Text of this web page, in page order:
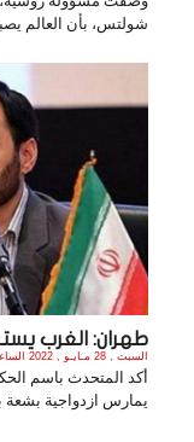
شولتس، بأن العالم
طهران: الغرب
السبت , 28 مـايـو , 2022 الساعة 6:49:34 PM
أكد المتحدث باسم
يمارس ازدواجية بشعة